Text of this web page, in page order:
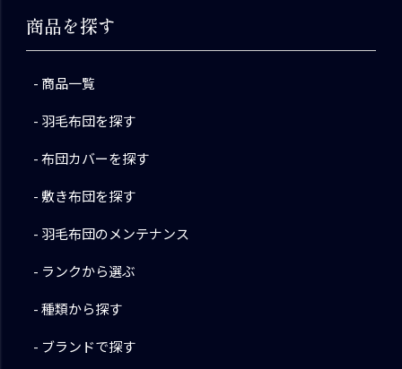
商品を探す
商品一覧
羽毛布団を探す
布団カバーを探す
敷き布団を探す
羽毛布団のメンテナンス
ランクから選ぶ
種類から探す
ブランドで探す